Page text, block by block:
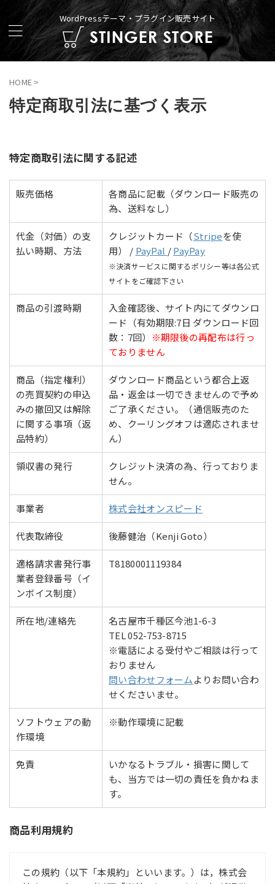
WordPressテーマ・プラグイン販売サイト
HOME >
特定商取引法に基づく表示
特定商取引法に関する記述
販売価格
各商品に記載（ダウンロード販売の
為、送料なし）
代金（対価）の支
払い時期、方法
クレジットカード（Stripeを使
用） / PayPal /PayPay
※決済サービスに関するポリシー等は各公式
サイトをご確認下さい
商品の引渡時期
入金確認後、サイト内にてダウンロ
ード（有効期限:7日 ダウンロード回
数：7回）
※期限後の再配布は行っ
ておりません
商品（指定権利）
の売買契約の申込
みの撤回又は解除
に関する事項（返
品特約）
ダウンロード商品という都合上返
品・返金は一切できませんので予め
ご了承ください。（通信販売のた
め、クーリングオフは適応されませ
ん）
領収書の発行
クレジット決済の為、行っておりま
せん。
事業者 株式会社オンスピード
代表取締役 後藤健治（Kenji Goto）
適格請求書発行事
業者登録番号（イ
ンボイス制度）
T8180001119384
所在地/連絡先
名古屋市千種区今池1-6-3
TEL 052-753-8715
※電話による受付やご相談は行って
おりません
問い合わせフォームよりお問い合わ
せくださいませ。
ソフトウェアの動
作環境
※動作環境に記載
免責
いかなるトラブル・損害に関して
も、当方では一切の責任を負かねま
す。
商品利用規約
この規約（以下「本規約」といいます。）は，株式会